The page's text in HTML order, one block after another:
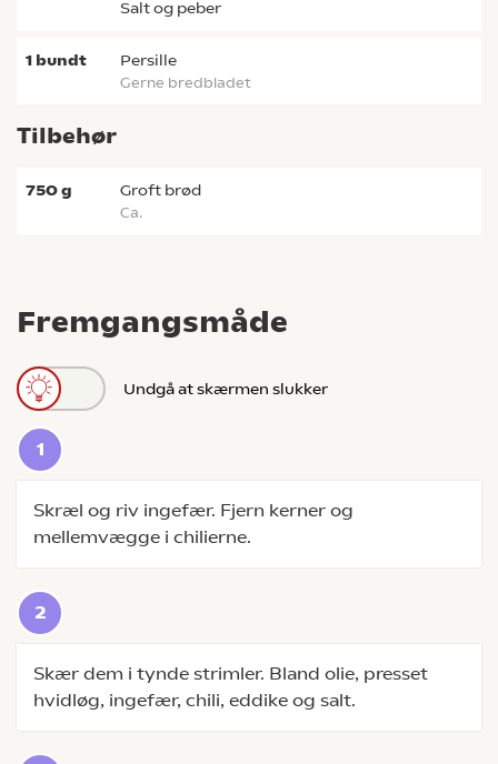
Fremgangsmåde
Undgå at skærmen slukker
Skræl og riv ingefær. Fjern kerner og
mellemvægge i chilierne.
Skær dem i tynde strimler. Bland olie, presset
hvidløg, ingefær, chili, eddike og salt.
salt og peber
1 bundt persille
gerne bredbladet
Tilbehør
750g Groft brød
ca.